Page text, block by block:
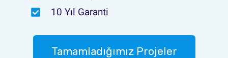
10 Yıl Garanti
Tamamladığımız Projeler